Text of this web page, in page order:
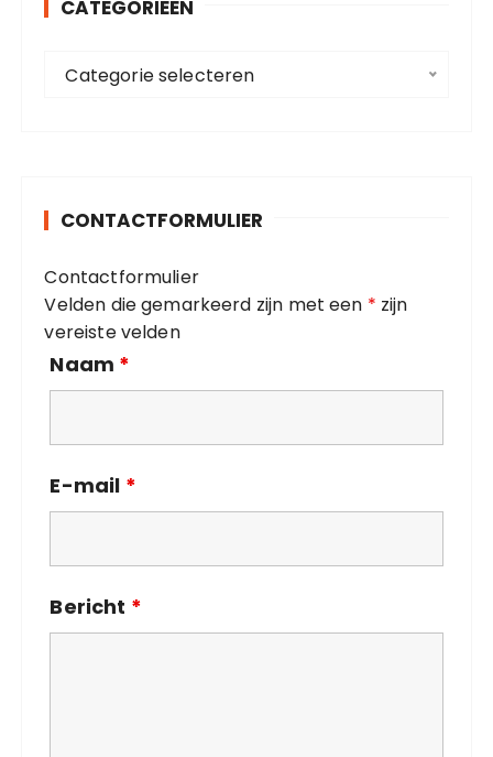
CATEGORIEËN
r
e
ë
n
Categorie selecteren
CONTACTFORMULIER
Contactformulier
Velden die gemarkeerd zijn met een * zijn
vereiste velden
Naam *
E-mail *
Bericht *